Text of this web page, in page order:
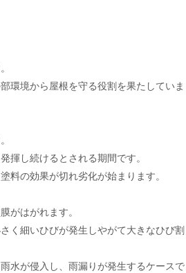
環境から屋根を守る役割を果たしていま
揮し続けるとされる期間です。
料の効果が切れ劣化が始まります。
がはがれます。
く細いひびが発生しやがて大きなひび割
水が侵入し、雨漏りが発生するケースで